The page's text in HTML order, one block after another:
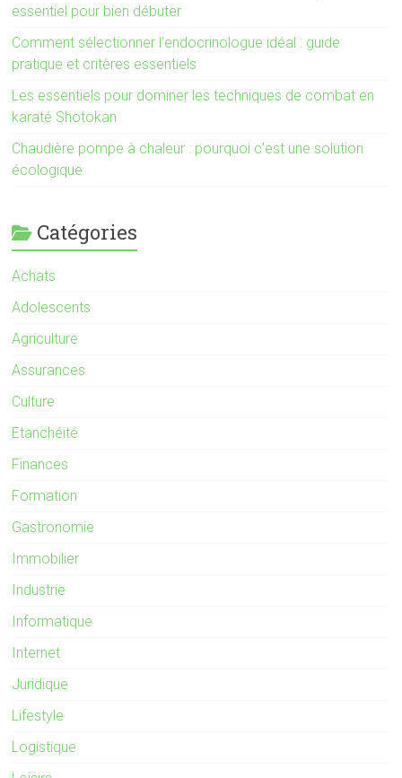
essentiel pour bien débuter
Comment sélectionner l’endocrinologue idéal : guide
pratique et critères essentiels
Les essentiels pour dominer les techniques de combat en
karaté Shotokan
Chaudière pompe à chaleur : pourquoi c’est une solution
écologique
Catégories
Achats
Adolescents
Agriculture
Assurances
Culture
Etanchéité
Finances
Formation
Gastronomie
Immobilier
Industrie
Informatique
Internet
Juridique
Lifestyle
Logistique